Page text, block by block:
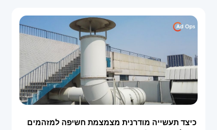
כיצד תעשייה מודרנית מצמצמת חשיפה למזהמים